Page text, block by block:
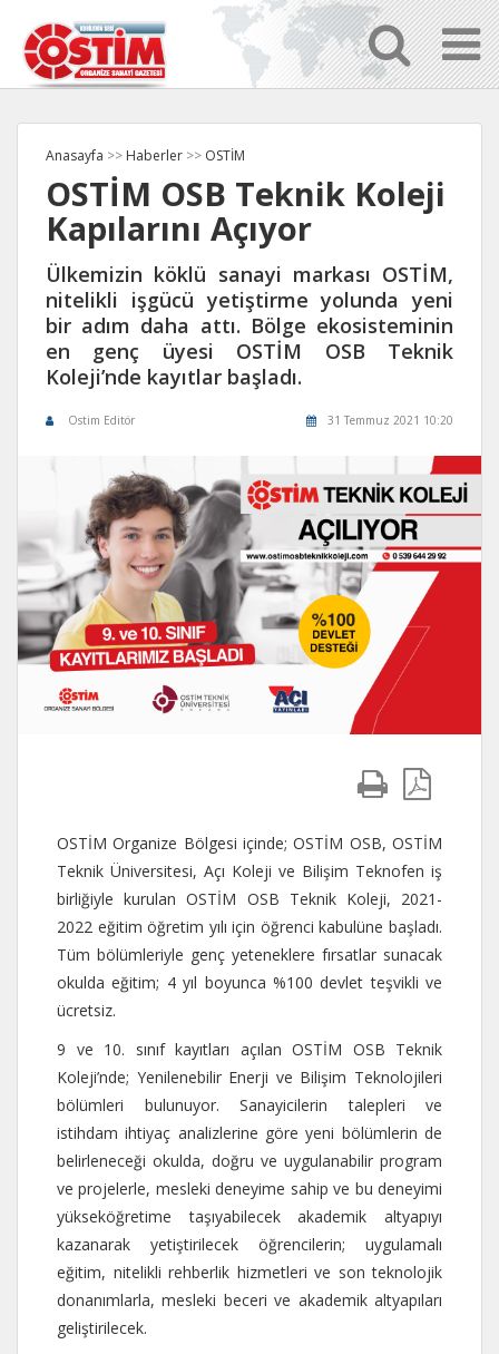
Anasayfa >> Haberler >> OSTİM
OSTİM OSB Teknik Koleji
Kapılarını Açıyor
Ülkemizin köklü sanayi markası OSTİM,
nitelikli işgücü yetiştirme yolunda yeni
bir adım daha attı. Bölge ekosisteminin
en genç üyesi OSTİM OSB Teknik
Koleji’nde kayıtlar başladı.
Ostim Editör 31 Temmuz 2021 10:20
OSTİM Organize Bölgesi içinde; OSTİM OSB, OSTİM
Teknik Üniversitesi, Açı Koleji ve Bilişim Teknofen iş
birliğiyle kurulan OSTİM OSB Teknik Koleji, 2021-
2022 eğitim öğretim yılı için öğrenci kabulüne başladı.
Tüm bölümleriyle genç yeteneklere fırsatlar sunacak
okulda eğitim; 4 yıl boyunca %100 devlet teşvikli ve
ücretsiz.
9 ve 10. sınıf kayıtları açılan OSTİM OSB Teknik
Koleji’nde; Yenilenebilir Enerji ve Bilişim Teknolojileri
bölümleri bulunuyor. Sanayicilerin talepleri ve
istihdam ihtiyaç analizlerine göre yeni bölümlerin de
belirleneceği okulda, doğru ve uygulanabilir program
ve projelerle, mesleki deneyime sahip ve bu deneyimi
yükseköğretime taşıyabilecek akademik altyapıyı
kazanarak yetiştirilecek öğrencilerin; uygulamalı
eğitim, nitelikli rehberlik hizmetleri ve son teknolojik
donanımlarla, mesleki beceri ve akademik altyapıları
geliştirilecek.